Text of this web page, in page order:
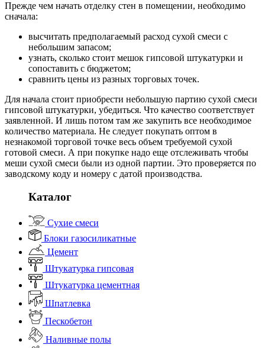
Прежде чем начать отделку стен в помещении, необходимо
сначала:
высчитать предполагаемый расход сухой смеси с
небольшим запасом;
узнать, сколько стоит мешок гипсовой штукатурки и
сопоставить с бюджетом;
сравнить цены из разных торговых точек.
Для начала стоит приобрести небольшую партию сухой смеси
гипсовой штукатурки, убедиться. Что качество соответствует
заявленной. И лишь потом там же закупить все необходимое
количество материала. Не следует покупать оптом в
незнакомой торговой точке весь объем требуемой сухой
готовой смеси. А при покупке надо еще отслеживать чтобы
меши сухой смеси были из одной партии. Это проверяется по
заводскому коду и номеру с датой производства.
Каталог
Сухие смеси
Блоки газосиликатные
Цемент
Штукатурка гипсовая
Штукатурка цементная
Шпатлевка
Пескобетон
Наливные полы